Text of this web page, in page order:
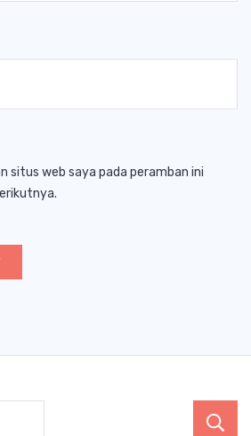
situs web saya pada peramban ini